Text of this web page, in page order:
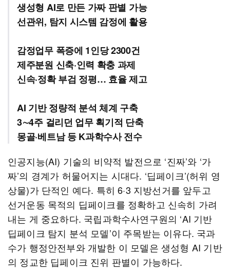
생성형 AI로 만든 가짜 판별 가능
선관위, 탐지 시스템 감정에 활용
감정업무 폭증에 1인당 2300건
제주분원 신축·인력 확충 과제
신속·정확 부검 정평… 효율 제고
AI 기반 정량적 분석 체계 구축
3∼4주 걸리던 업무 획기적 단축
몽골·베트남 등 K과학수사 전수
인공지능(AI) 기술의 비약적 발전으로 ‘진짜’와 ‘가
짜’의 경계가 허물어지는 시대다. ‘딥페이크’(허위 영
상물)가 단적인 예다. 특히 6·3 지방선거를 앞두고
선거운동 목적의 딥페이크를 정확하고 신속히 가려
내는 게 중요하다. 국립과학수사연구원의 ‘AI 기반
딥페이크 탐지 분석 모델’이 주목받는 이유다. 국과
수가 행정안전부와 개발한 이 모델은 생성형 AI 기반
의 정교한 딥페이크 진위 판별이 가능하다.